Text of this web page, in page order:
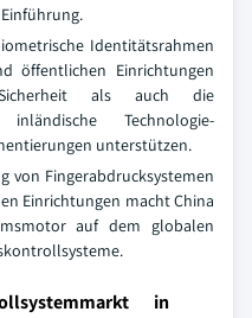
Identitätsrahmen
öffentlichen Einrichtungen
als auch die
Technologie-
unterstützen.
von Fingerabdrucksystemen
Einrichtungen macht China
auf dem globalen
in